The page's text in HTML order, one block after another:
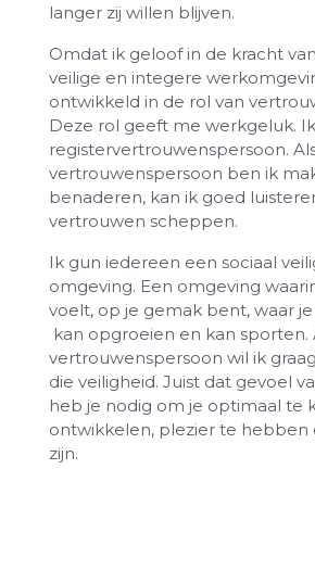
langer zij willen blijven.
Omdat ik geloof in de kracht
veilige en integere
ontwikkeld in de rol van
Deze rol geeft me werkgeluk.
registervertrouwenspersoon.
vertrouwenspersoon ben ik
benaderen, kan ik goed
vertrouwen scheppen.
Ik gun iedereen een sociaal
omgeving. Een omgeving
voelt, op je gemak bent, waar
kan opgroeien en kan sporten.
vertrouwenspersoon wil ik
die veiligheid. Juist dat gevoel
heb je nodig om je optimaal te
ontwikkelen, plezier te hebben
zijn.